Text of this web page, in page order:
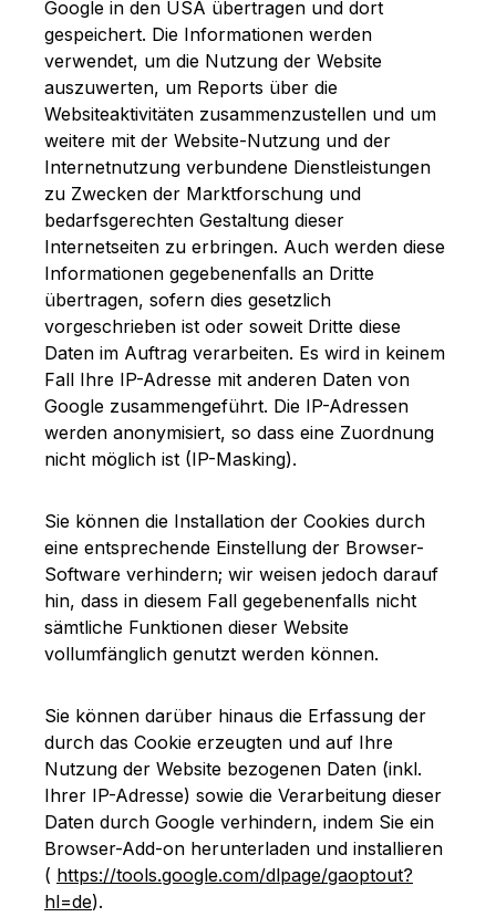
Google in den USA übertragen und dort
gespeichert. Die Informationen werden
verwendet, um die Nutzung der Website
auszuwerten, um Reports über die
Websiteaktivitäten zusammenzustellen und um
weitere mit der Website-Nutzung und der
Internetnutzung verbundene Dienstleistungen
zu Zwecken der Marktforschung und
bedarfsgerechten Gestaltung dieser
Internetseiten zu erbringen. Auch werden diese
Informationen gegebenenfalls an Dritte
übertragen, sofern dies gesetzlich
vorgeschrieben ist oder soweit Dritte diese
Daten im Auftrag verarbeiten. Es wird in keinem
Fall Ihre IP-Adresse mit anderen Daten von
Google zusammengeführt. Die IP-Adressen
werden anonymisiert, so dass eine Zuordnung
nicht möglich ist (IP-Masking).
Sie können die Installation der Cookies durch
eine entsprechende Einstellung der Browser-
Software verhindern; wir weisen jedoch darauf
hin, dass in diesem Fall gegebenenfalls nicht
sämtliche Funktionen dieser Website
vollumfänglich genutzt werden können.
Sie können darüber hinaus die Erfassung der
durch das Cookie erzeugten und auf Ihre
Nutzung der Website bezogenen Daten (inkl.
Ihrer IP-Adresse) sowie die Verarbeitung dieser
Daten durch Google verhindern, indem Sie ein
Browser-Add-on herunterladen und installieren
( https://tools.google.com/dlpage/gaoptout?
hl=de).